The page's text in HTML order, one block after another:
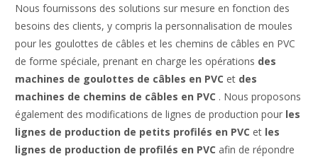
Nous fournissons des solutions sur mesure en fonction des
besoins des clients, y compris la personnalisation de moules
pour les goulottes de câbles et les chemins de câbles en PVC
de forme spéciale, prenant en charge les opérations des
machines de goulottes de câbles en PVC et des
machines de chemins de câbles en PVC . Nous proposons
également des modifications de lignes de production pour les
lignes de production de petits profilés en PVC et les
lignes de production de profilés en PVC afin de répondre